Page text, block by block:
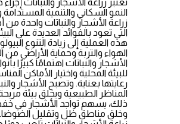
النمو السكاني والتنمية المستدامة
زراعة الأشجار والنباتات واحدة من
التي تعود بالفوائد العديدة على
هذه العملية إلى زيادة التنوع
الهواء والتربة وحماية الأراضي من
الأشجار والنباتات اهتمامًا كبيرًا
للبيئة المحلية واختيار الأماكن
رعايتها بعناية. وتصبح الأشجار
المناظر الطبيعية ويخلق بيئة
ذلك، يسهم تواجد الأشجار في
وخلق مناطق ظل وتقليل الضوضاء